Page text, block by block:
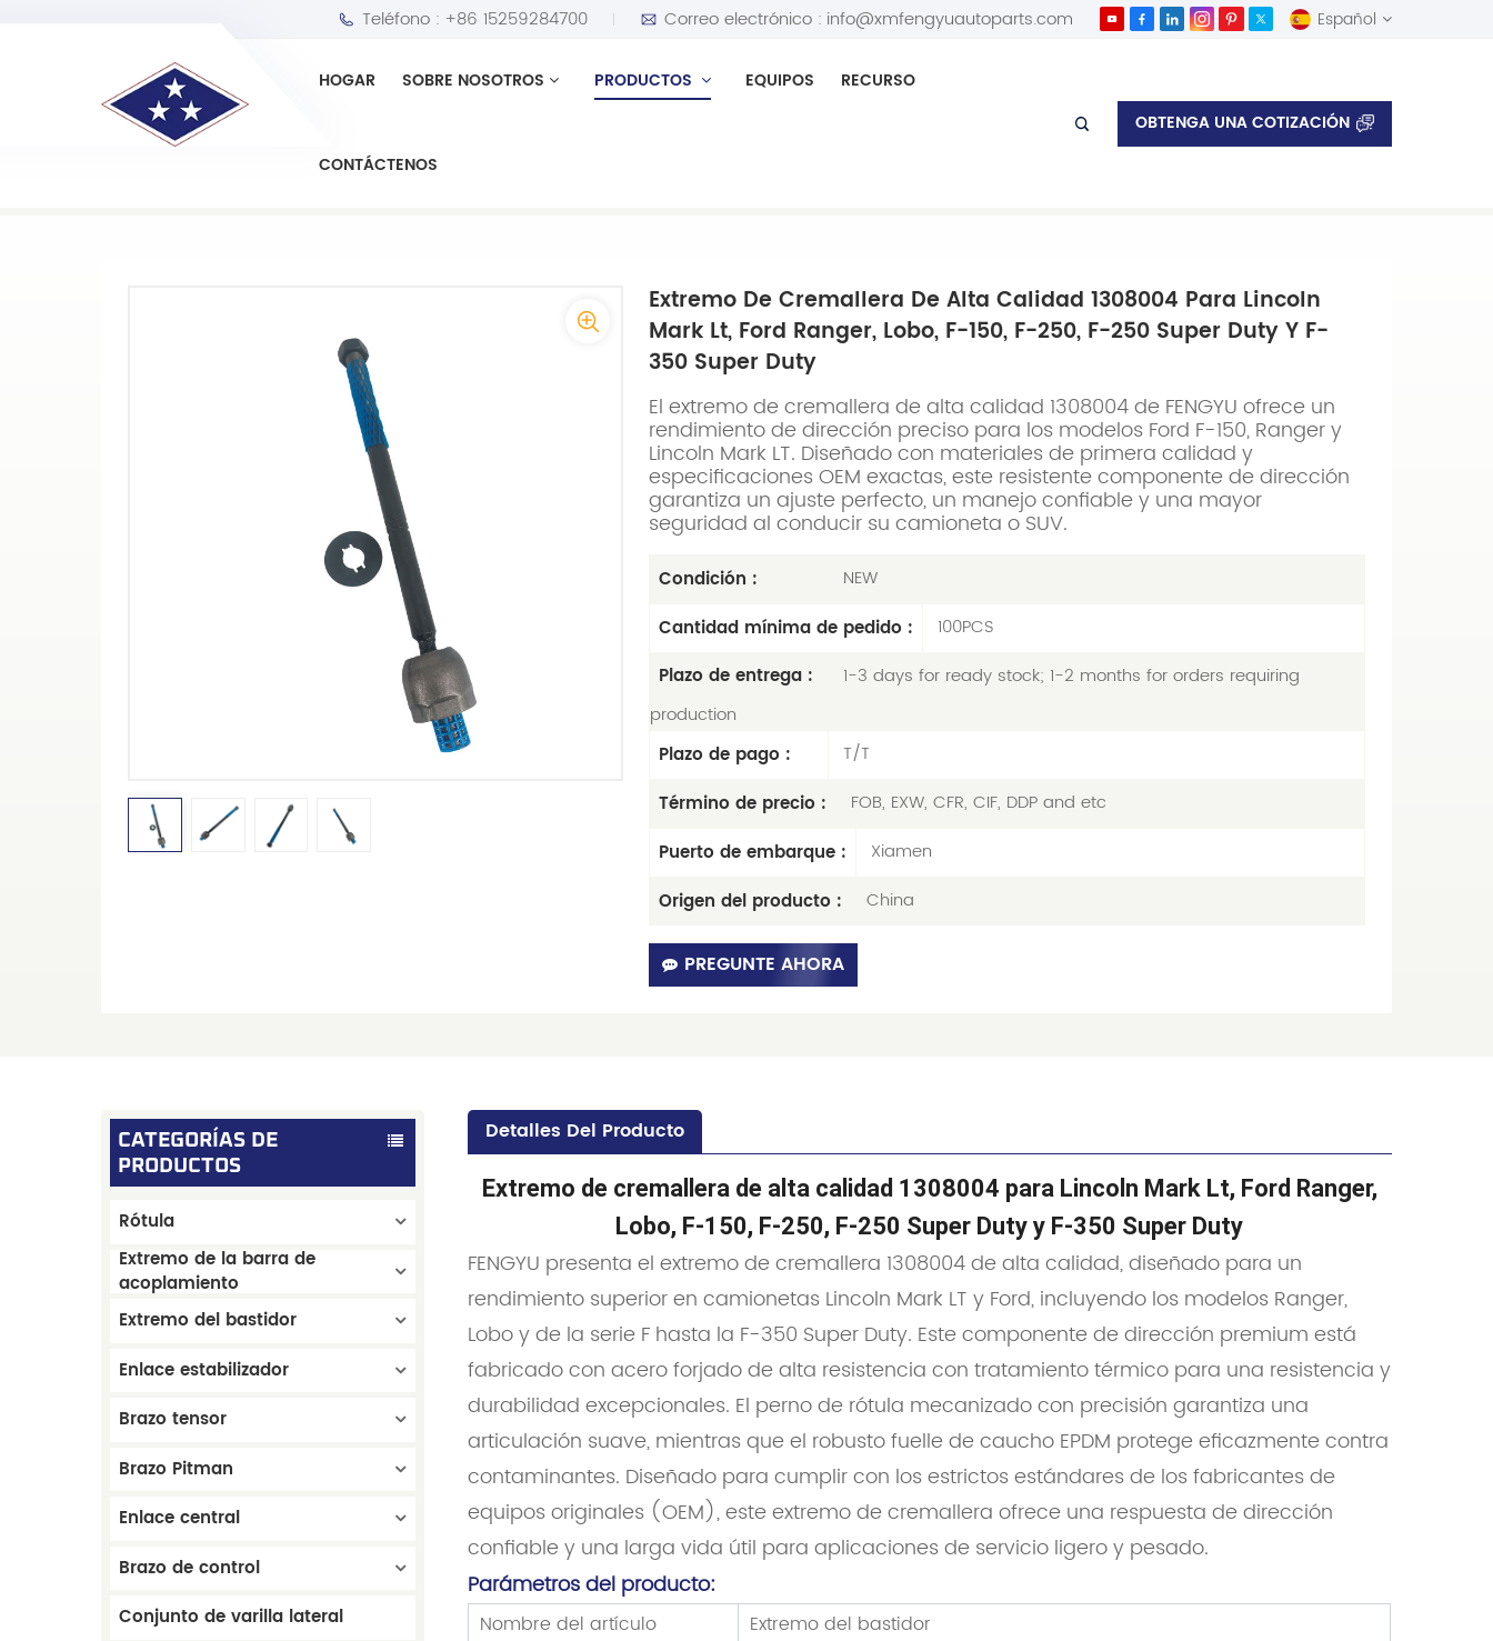
Teléfono : +86 15259284700 Correo electrónico : info@xmfengyuautoparts.com Español
English
HOGAR SOBRE NOSOTROS PRODUCTOS EQUIPOS RECURSO
CONTÁCTENOS
OBTENGA UNA COTIZACIÓN
HOGAR
Extremo del bastidor
Extremo De Cremallera De Alta Calidad 1308004 Para Lincoln
Mark Lt, Ford Ranger, Lobo, F-150, F-250, F-250 Super Duty Y F-
350 Super Duty
El extremo de cremallera de alta calidad 1308004 de FENGYU ofrece un
rendimiento de dirección preciso para los modelos Ford F-150, Ranger y
Lincoln Mark LT. Diseñado con materiales de primera calidad y
especificaciones OEM exactas, este resistente componente de dirección
garantiza un ajuste perfecto, un manejo confiable y una mayor
seguridad al conducir su camioneta o SUV.
Condición :
NEW
Cantidad mínima de pedido :
100PCS
Plazo de entrega :
1-3 days for ready stock; 1-2 months for orders requiring
production
Plazo de pago :
T/T
Término de precio :
FOB, EXW, CFR, CIF, DDP and etc
Puerto de embarque :
Xiamen
Origen del producto :
China
PREGUNTE AHORA
CATEGORÍAS DE
PRODUCTOS
Rótula
Extremo de la barra de
acoplamiento
Extremo del bastidor
Enlace estabilizador
Brazo tensor
Brazo Pitman
Enlace central
Brazo de control
Conjunto de varilla lateral
Detalles Del Producto
Extremo de cremallera de alta calidad 1308004 para Lincoln Mark Lt, Ford Ranger,
Lobo, F-150, F-250, F-250 Super Duty y F-350 Super Duty
FENGYU presenta el extremo de cremallera 1308004 de alta calidad, diseñado para un
rendimiento superior en camionetas Lincoln Mark LT y Ford, incluyendo los modelos Ranger,
Lobo y de la serie F hasta la F-350 Super Duty. Este componente de dirección premium está
fabricado con acero forjado de alta resistencia con tratamiento térmico para una resistencia y
durabilidad excepcionales. El perno de rótula mecanizado con precisión garantiza una
articulación suave, mientras que el robusto fuelle de caucho EPDM protege eficazmente contra
contaminantes. Diseñado para cumplir con los estrictos estándares de los fabricantes de
equipos originales (OEM), este extremo de cremallera ofrece una respuesta de dirección
confiable y una larga vida útil para aplicaciones de servicio ligero y pesado.
Parámetros del producto:
Nombre del artículo Extremo del bastidor